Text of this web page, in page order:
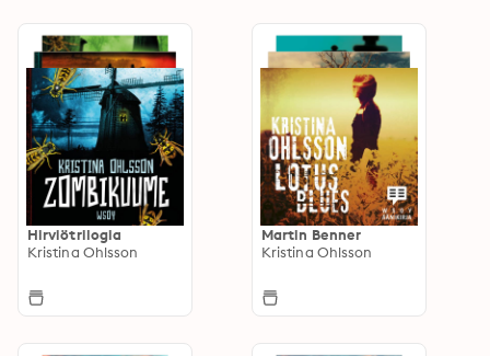
Hirviötrilogia
Kristina Ohlsson
Martin Benner
Kristina Ohlsson